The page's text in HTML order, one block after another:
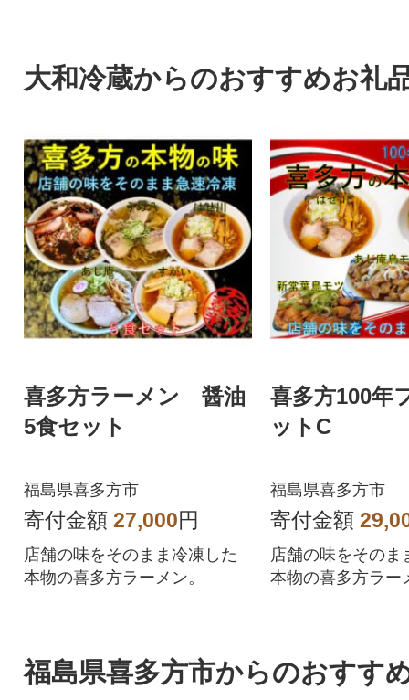
大和冷蔵からのおすすめお礼
喜多方ラーメン 醤油
5食セット
福島県喜多方市
寄付金額 27,000円
店舗の味をそのまま冷凍した
本物の喜多方ラーメン。
喜多方100年
ットC
福島県喜多方市
寄付金額
店舗の味をそのま
本物の喜多方ラー
福島県喜多方市からのおすす